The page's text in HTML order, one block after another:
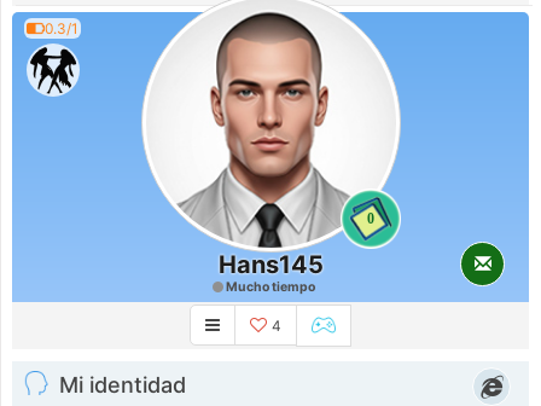
0.3/1
0
Hans145
Mucho tiempo
4
Mi identidad